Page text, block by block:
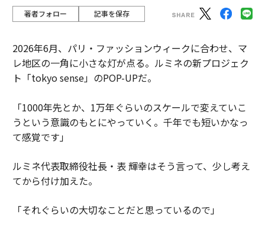
著者フォロー 記事を保存
2026年6月、パリ・ファッションウィークに合わせ、マ
レ地区の一角に小さな灯が点る。ルミネの新プロジェク
ト「tokyo sense」のPOP-UPだ。
「1000年先とか、1万年ぐらいのスケールで変えていこ
うという意識のもとにやっていく。千年でも短いかなっ
て感覚です」
ルミネ代表取締役社長・表 輝幸はそう言って、少し考え
てから付け加えた。
「それぐらいの大切なことだと思っているので」